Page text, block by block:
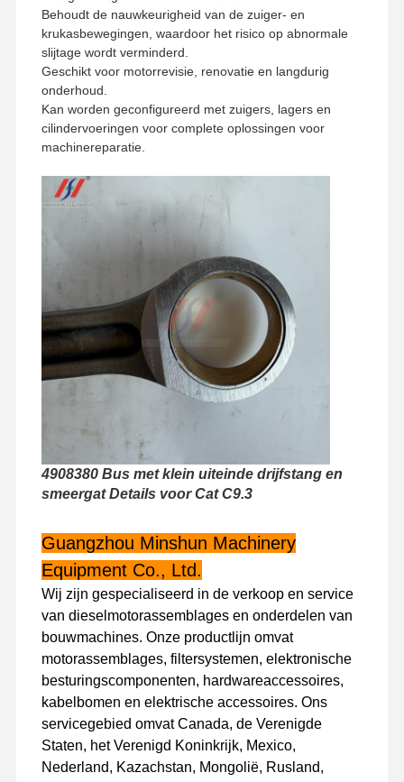
Thuis Producten Over Ons
Fabriekstour
Gevallen
Perkins Engine
Yanmar Motor
Kubota-motor
Motor van de Isuzu
Cummins -motor
Behoudt de nauwkeurigheid van de zuiger- en
krukasbewegingen, waardoor het risico op abnormale
slijtage wordt verminderd.
Geschikt voor motorrevisie, renovatie en langdurig
onderhoud.
Kan worden geconfigureerd met zuigers, lagers en
cilindervoeringen voor complete oplossingen voor
machinereparatie.
4908380 Bus met klein uiteinde drijfstang en
smeergat Details voor Cat C9.3
Guangzhou Minshun Machinery
Equipment Co., Ltd.
Wij zijn gespecialiseerd in de verkoop en service
van dieselmotorassemblages en onderdelen van
bouwmachines. Onze productlijn omvat
motorassemblages, filtersystemen, elektronische
besturingscomponenten, hardwareaccessoires,
kabelbomen en elektrische accessoires. Ons
servicegebied omvat Canada, de Verenigde
Staten, het Verenigd Koninkrijk, Mexico,
Nederland, Kazachstan, Mongolië, Rusland,